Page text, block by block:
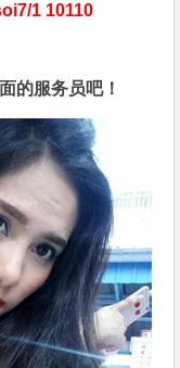
1 10110
的服务员吧！